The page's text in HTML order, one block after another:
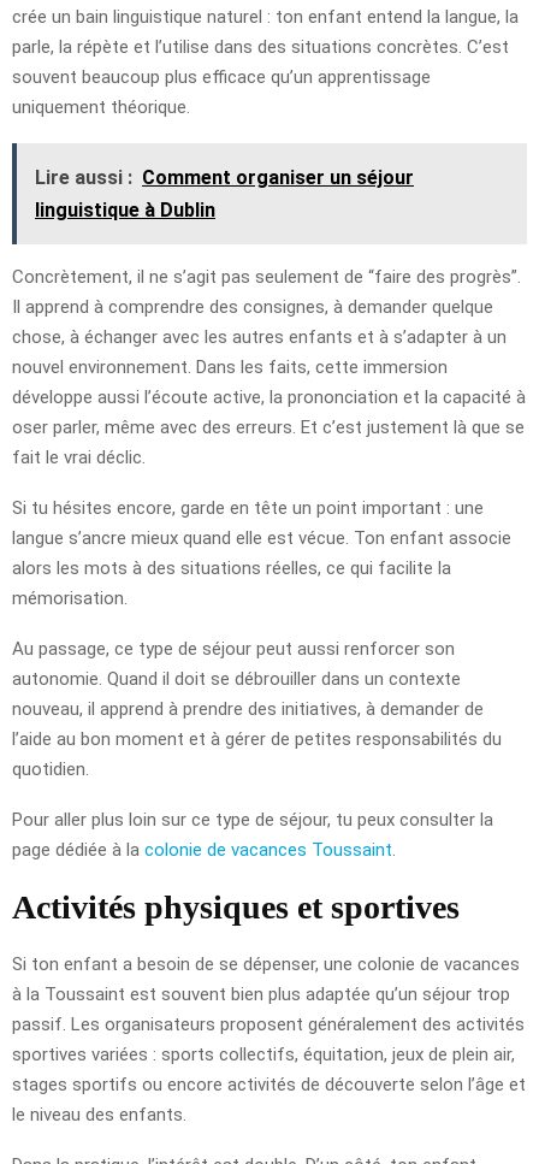
crée un bain linguistique naturel : ton enfant entend la langue, la
parle, la répète et l’utilise dans des situations concrètes. C’est
souvent beaucoup plus efficace qu’un apprentissage
uniquement théorique.
Lire aussi : Comment organiser un séjour
linguistique à Dublin
Concrètement, il ne s’agit pas seulement de “faire des progrès”.
Il apprend à comprendre des consignes, à demander quelque
chose, à échanger avec les autres enfants et à s’adapter à un
nouvel environnement. Dans les faits, cette immersion
développe aussi l’écoute active, la prononciation et la capacité à
oser parler, même avec des erreurs. Et c’est justement là que se
fait le vrai déclic.
Si tu hésites encore, garde en tête un point important : une
langue s’ancre mieux quand elle est vécue. Ton enfant associe
alors les mots à des situations réelles, ce qui facilite la
mémorisation.
Au passage, ce type de séjour peut aussi renforcer son
autonomie. Quand il doit se débrouiller dans un contexte
nouveau, il apprend à prendre des initiatives, à demander de
l’aide au bon moment et à gérer de petites responsabilités du
quotidien.
Pour aller plus loin sur ce type de séjour, tu peux consulter la
page dédiée à la colonie de vacances Toussaint
Activités physiques et sportives
Si ton enfant a besoin de se dépenser, une colonie de vacances
à la Toussaint est souvent bien plus adaptée qu’un séjour trop
passif. Les organisateurs proposent généralement des activités
sportives variées : sports collectifs, équitation, jeux de plein air,
stages sportifs ou encore activités de découverte selon l’âge et
le niveau des enfants.